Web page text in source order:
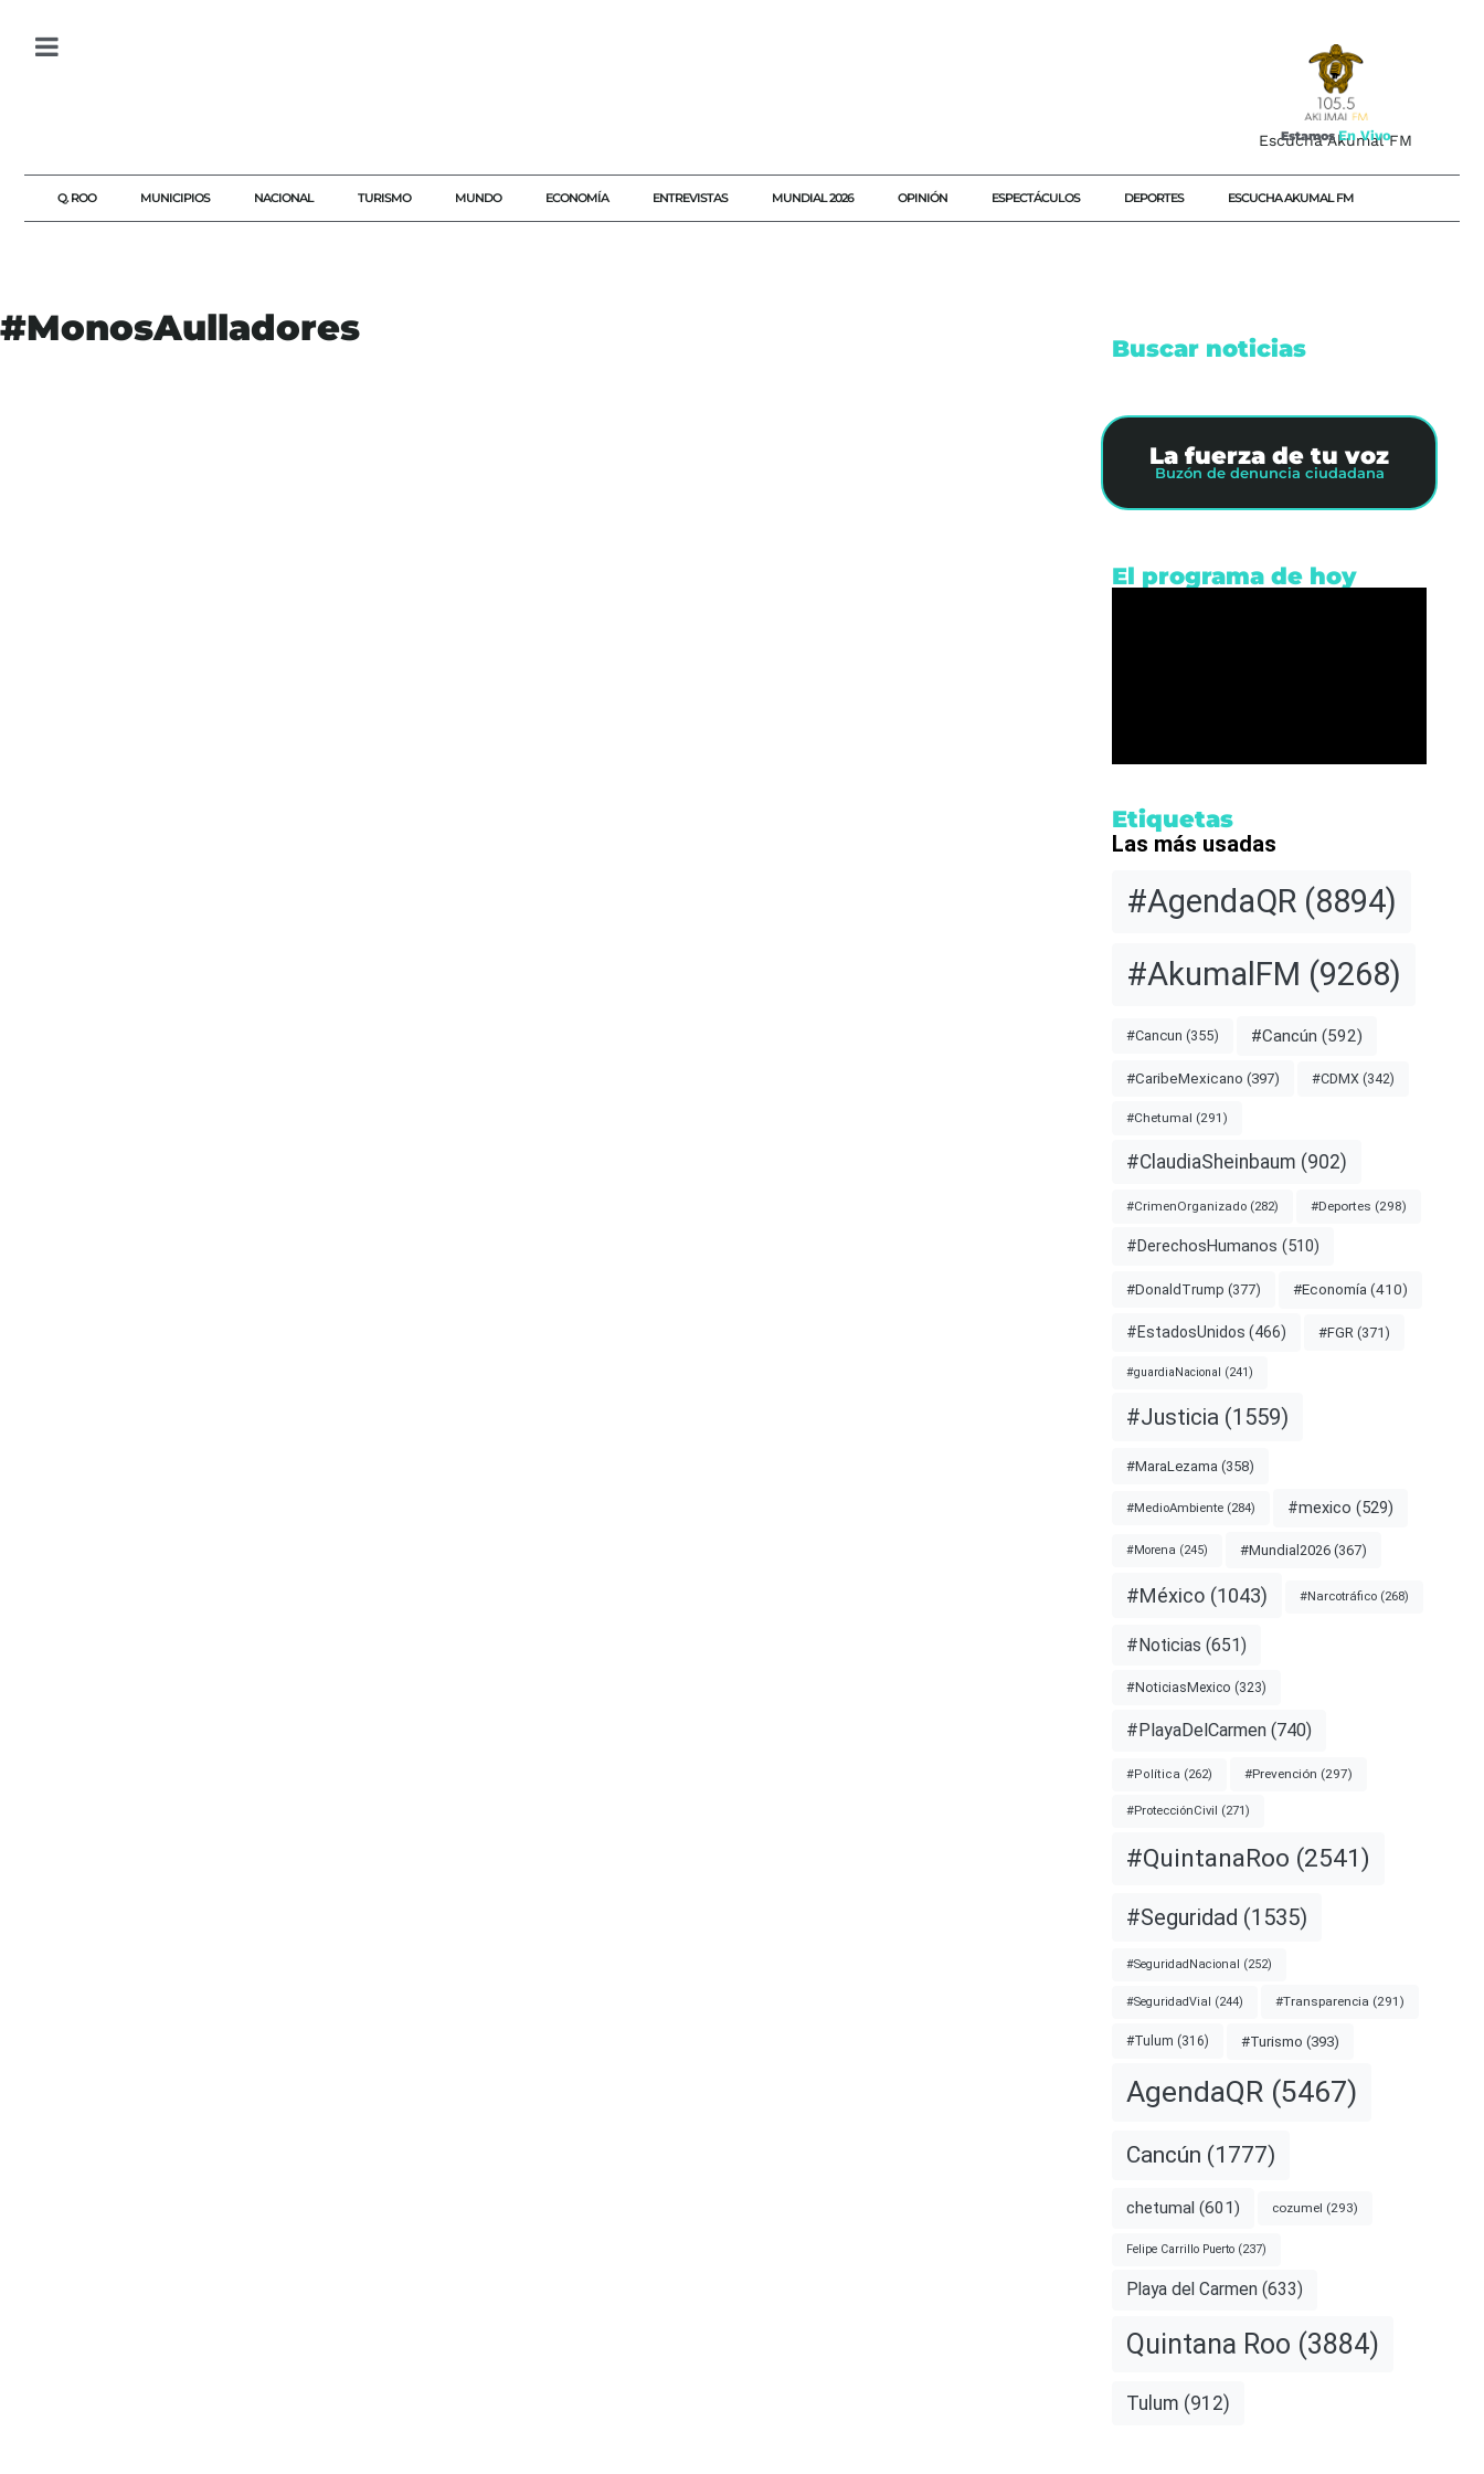
Escucha Akumal FM
Estamos En Vivo
Q. ROO MUNICIPIOS NACIONAL TURISMO MUNDO ECONOMÍA ENTREVISTAS MUNDIAL 2026 OPINIÓN ESPECTÁCULOS DEPORTES ESCUCHA AKUMAL FM
#MonosAulladores Buscar noticias
La fuerza de tu voz
Buzón de denuncia ciudadana
El programa de hoy
Etiquetas
Las más usadas
#AgendaQR(8894)
#AkumalFM (9268)
#Cancun (355) #Cancún (592)
#CaribeMexicano (397) #CDMX(342)
#Chetumal (291)
#ClaudiaSheinbaum (902)
#CrimenOrganizado(282) #Deportes (298)
#DerechosHumanos (510)
#DonaldTrump (377) #Economía (410)
#EstadosUnidos (466) #FGR (371)
#guardiaNacional (241)
#Justicia (1559)
#MaraLezama (358)
#MedioAmbiente(284) #mexico (529)
#Morena (245) #Mundial2026(367)
#México(1043) #Narcotráfico(268)
#Noticias (651)
#NoticiasMexico (323)
#PlayaDelCarmen(740)
#Política (262) #Prevención (297)
#ProtecciónCivil (271)
#QuintanaRoo (2541)
#Seguridad (1535)
#SeguridadNacional (252)
#SeguridadVial (244) #Transparencia (291)
#Tulum (316) #Turismo (393)
AgendaQR(5467)
Cancún (1777)
chetumal (601) cozumel (293)
Felipe Carrillo Puerto(237)
Playa del Carmen (633)
Quintana Roo (3884)
Tulum (912)